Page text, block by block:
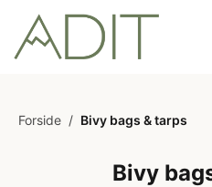
Forside / Bivy bags & tarps
Bivy